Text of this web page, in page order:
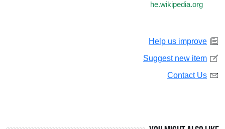
he.wikipedia.org
Help us improve
Suggest new item
Contact Us